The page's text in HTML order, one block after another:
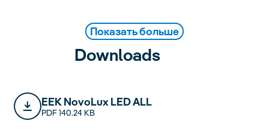
Показать больше
Downloads
EEK NovoLux LED ALL
PDF 140.24 KB